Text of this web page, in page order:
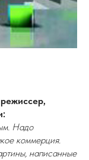
Надо
коммерция.
написанные